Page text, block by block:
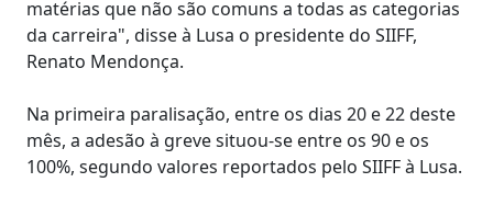
matérias que não são comuns a todas as categorias
da carreira", disse à Lusa o presidente do SIIFF,
Renato Mendonça.
Na primeira paralisação, entre os dias 20 e 22 deste
mês, a adesão à greve situou-se entre os 90 e os
100%, segundo valores reportados pelo SIIFF à Lusa.